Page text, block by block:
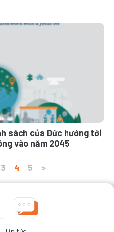
sách của Đức hướng tới
vào năm 2045
3 4 5 >